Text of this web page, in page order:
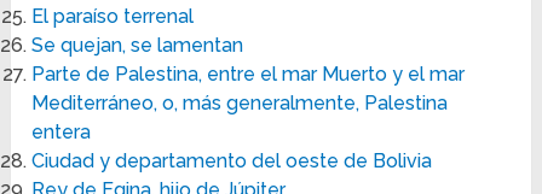
El paraíso terrenal
Se quejan, se lamentan
Parte de Palestina, entre el mar Muerto y el mar
Mediterráneo, o, más generalmente, Palestina
entera
Ciudad y departamento del oeste de Bolivia